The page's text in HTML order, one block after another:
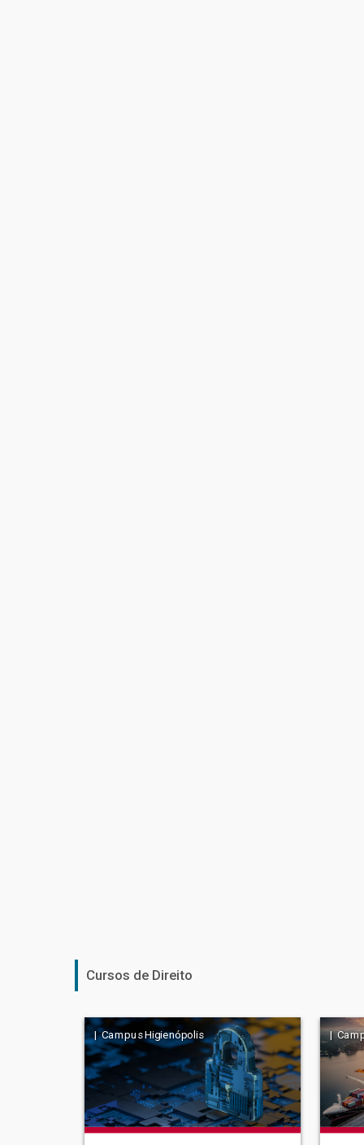
Cursos de Direito
| Campus Higienópolis |